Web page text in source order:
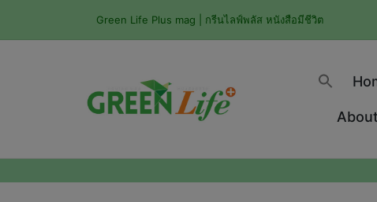
Green Life Plus mag | กรีนไลฟ์พลัส หนังสือมีชีวิต